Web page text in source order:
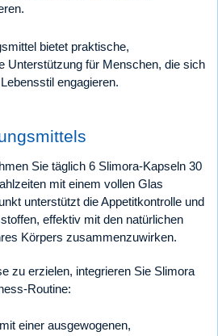
bietet praktische,
Unterstützung für Menschen, die sich
engagieren.
Sie täglich 6 Slimora-Kapseln 30
mit einem vollen Glas
unterstützt die Appetitkontrolle und
effektiv mit den natürlichen
Körpers zusammenzuwirken.
zu erzielen, integrieren Sie Slimora
Routine:
einer ausgewogenen,